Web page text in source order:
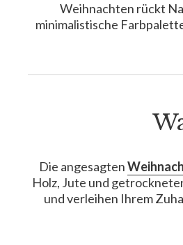
Weihnachten rückt
minimalistische
Die angesagten
Holz, Jute und
und verleihen Ihrem